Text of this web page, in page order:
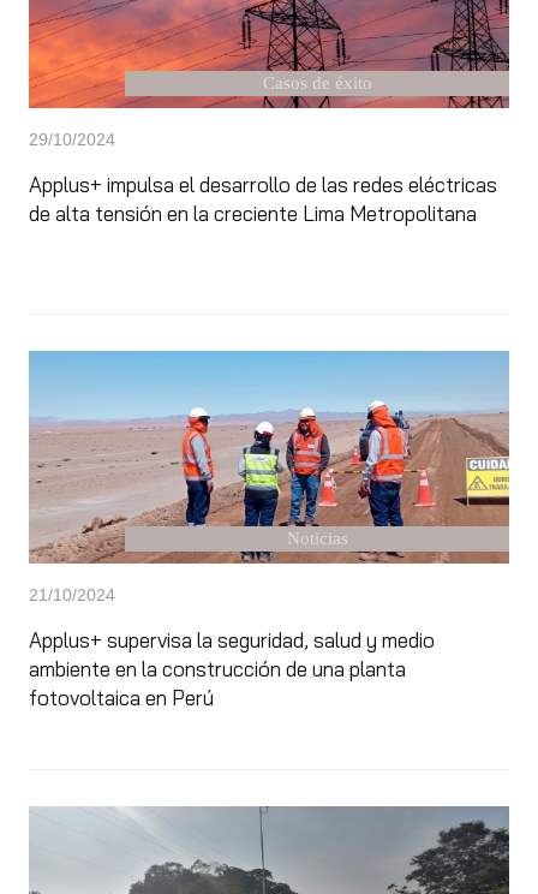
Casos de éxito
29/10/2024
Applus+ impulsa el desarrollo de las redes eléctricas
de alta tensión en la creciente Lima Metropolitana
Noticias
21/10/2024
Applus+ supervisa la seguridad, salud y medio
ambiente en la construcción de una planta
fotovoltaica en Perú